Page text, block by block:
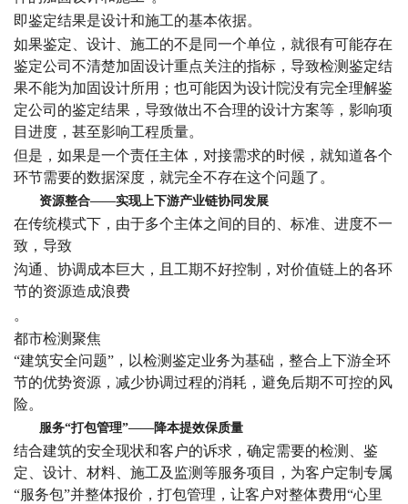
即鉴定结果是设计和施工的基本依据。
如果鉴定、设计、施工的不是同一个单位，就很有可能存在
鉴定公司不清楚加固设计重点关注的指标，导致检测鉴定结
果不能为加固设计所用；也可能因为设计院没有完全理解鉴
定公司的鉴定结果，导致做出不合理的设计方案等，影响项
目进度，甚至影响工程质量。
但是，如果是一个责任主体，对接需求的时候，就知道各个
环节需要的数据深度，就完全不存在这个问题了。
资源整合——实现上下游产业链协同发展
在传统模式下，由于多个主体之间的目的、标准、进度不一
致，导致
沟通、协调成本巨大，且工期不好控制，对价值链上的各环
节的资源造成浪费
。
都市检测聚焦
“建筑安全问题”，以检测鉴定业务为基础，整合上下游全环
节的优势资源，减少协调过程的消耗，避免后期不可控的风
险。
服务“打包管理”——降本提效保质量
结合建筑的安全现状和客户的诉求，确定需要的检测、鉴
定、设计、材料、施工及监测等服务项目，为客户定制专属
“服务包”并整体报价，打包管理，让客户对整体费用“心里